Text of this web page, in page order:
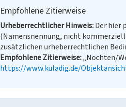
Empfohlene Zitierweise
Urheberrechtlicher Hinweis Der hier
(Namensnennung, nicht
zusätzlichen urheberrechtlichen
Empfohlene Zitierweise „Nochten/
https://www.kuladig.de/